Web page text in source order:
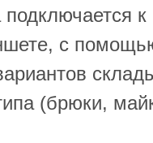
с
(брюки,